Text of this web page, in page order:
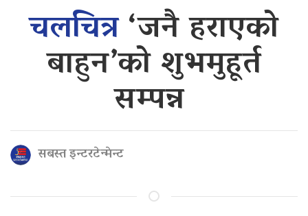
चलचित्र‘जनै हराएको
बाहुन’को शुभमुहूर्त
सम्पन्न
सबस्त इन्टरटेन्मेन्ट